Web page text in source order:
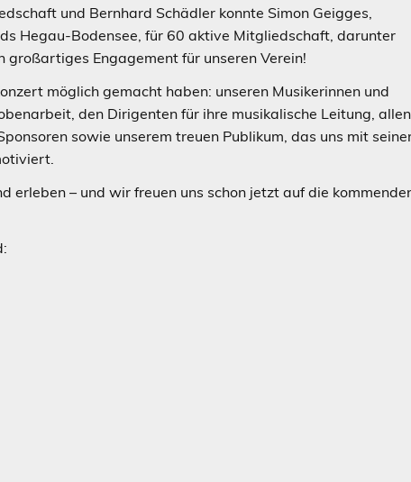
und Bernhard Schädler konnte Simon Geigges,
Hegau-Bodensee, für 60 aktive Mitgliedschaft, darunter
großartiges Engagement für unseren Verein!
möglich gemacht haben: unseren Musikerinnen und
den Dirigenten für ihre musikalische Leitung, allen
sowie unserem treuen Publikum, das uns mit
erleben – und wir freuen uns schon jetzt auf die